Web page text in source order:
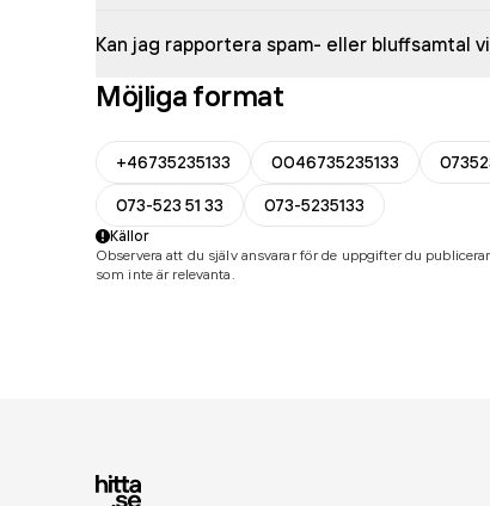
Kan jag rapportera spam- eller bluffsamtal
Möjliga format
+46735235133 0046735235133
073-523 51 33
073-5235133
Källor
Observera att du själv ansvarar för de uppgifter du
som inte är relevanta.